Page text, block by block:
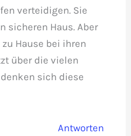
verteidigen. Sie
sicheren Haus. Aber
Hause bei ihren
über die vielen
sich diese
Antworten